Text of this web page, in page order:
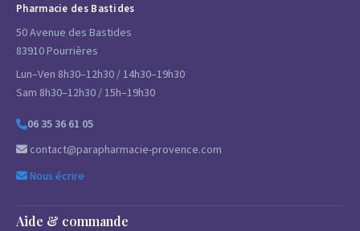
Pharmacie des Bastides
50 Avenue des Bastides
83910 Pourrières
Lun–Ven 8h30–12h30 / 14h30–19h30
Sam 8h30–12h30 / 15h–19h30
06 35 36 61 05
contact@parapharmacie-provence.com
Nous écrire
Aide & commande